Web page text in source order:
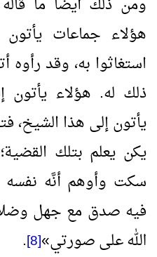
هؤلاء جماعات
استغاثوا به، وقد رأوه
ذلك له. هؤلاء يأتون
يأتون إلى هذا الشيخ،
يكن يعلم بتلك
سكت وأوهم أنَّه نفسه
فيه صدق مع جهل
الله على صورتي»
[8]
.